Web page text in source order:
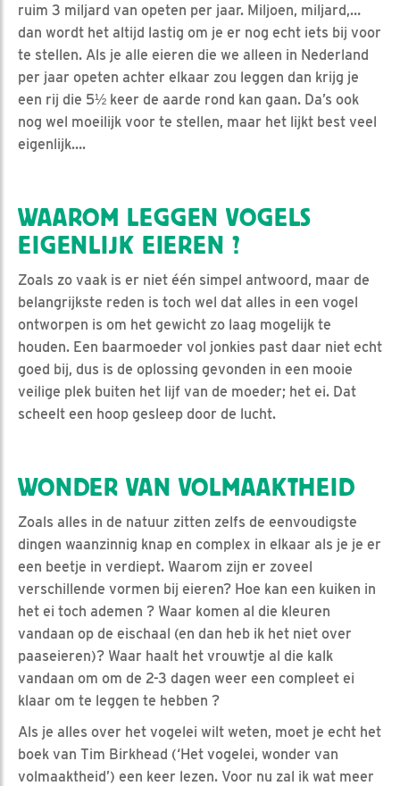
ruim 3 miljard van opeten per jaar. Miljoen, miljard,…
dan wordt het altijd lastig om je er nog echt iets bij voor
te stellen. Als je alle eieren die we alleen in Nederland
per jaar opeten achter elkaar zou leggen dan krijg je
een rij die 5½ keer de aarde rond kan gaan. Da’s ook
nog wel moeilijk voor te stellen, maar het lijkt best veel
eigenlijk….
WAAROM LEGGEN VOGELS
EIGENLIJK EIEREN ?
Zoals zo vaak is er niet één simpel antwoord, maar de
belangrijkste reden is toch wel dat alles in een vogel
ontworpen is om het gewicht zo laag mogelijk te
houden. Een baarmoeder vol jonkies past daar niet echt
goed bij, dus is de oplossing gevonden in een mooie
veilige plek buiten het lijf van de moeder; het ei. Dat
scheelt een hoop gesleep door de lucht.
WONDER VAN VOLMAAKTHEID
Zoals alles in de natuur zitten zelfs de eenvoudigste
dingen waanzinnig knap en complex in elkaar als je je er
een beetje in verdiept. Waarom zijn er zoveel
verschillende vormen bij eieren? Hoe kan een kuiken in
het ei toch ademen ? Waar komen al die kleuren
vandaan op de eischaal (en dan heb ik het niet over
paaseieren)? Waar haalt het vrouwtje al die kalk
vandaan om om de 2-3 dagen weer een compleet ei
klaar om te leggen te hebben ?
Als je alles over het vogelei wilt weten, moet je echt het
boek van Tim Birkhead (‘Het vogelei, wonder van
volmaaktheid’) een keer lezen. Voor nu zal ik wat meer